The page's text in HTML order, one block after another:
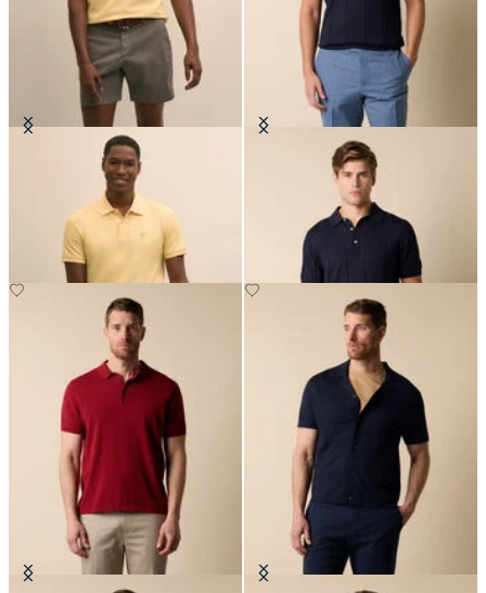
Polo Golden Fleece in Cotone
Polo in Maglia di Cotone-Lino